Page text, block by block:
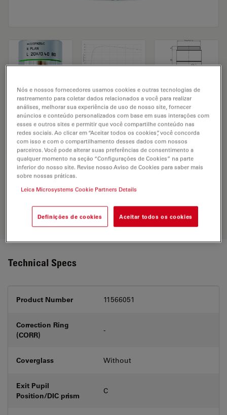
Microscope Objective N PLAN L 20x/0,40
BD
SOLICITAÇÃO DE ORÇAMENTO
Discover the perfect solution. Explore
alternatives, and find the best fit for
your needs.
Technical Specs
Product Number 11566051
Correction Ring
(CORR)
-
Coverglass Without
Exit Pupil
Position/DIC prism
C
Nós e nossos fornecedores usamos cookies e outras tecnologias de
rastreamento para coletar dados relacionados a você para realizar
análises, melhorar sua experiência de uso de nosso site, fornecer
anúncios e conteúdo personalizados com base em suas interações com
esses e outros sites e permitir que você compartilhe conteúdo nas
redes sociais. Ao clicar em “Aceitar todos os cookies”, você concorda
com isso e com o compartilhamento desses dados com nossos
parceiros. Você pode alterar suas preferências de consentimento a
qualquer momento na seção “Configurações de Cookies” na parte
inferior do nosso site. Revise nosso Aviso de Cookies para saber mais
sobre nossas práticas.
Leica Microsystems Cookie Partners Details
Definições de cookies Aceitar todos os cookies